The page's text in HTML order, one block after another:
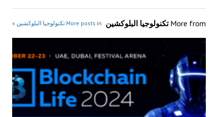
More from تكنولوجيا البلوكشين More posts in تكنولوجيا البلوكشين »